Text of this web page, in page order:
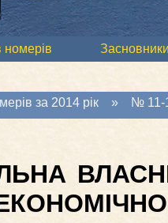
номерів
за 2014 рік » № 11-